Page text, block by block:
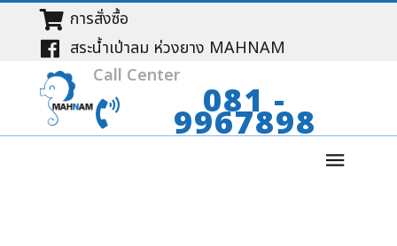
การสั่งซื้อ
สระน้ำเป่าลม ห่วงยาง MAHNAM
Call Center
081 -
9967898